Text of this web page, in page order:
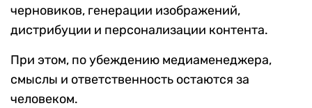
черновиков, генерации изображений,
дистрибуции и персонализации контента.
При этом, по убеждению медиаменеджера,
смыслы и ответственность остаются за
человеком.